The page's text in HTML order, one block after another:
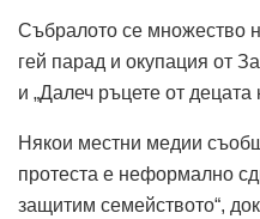
Събралото се множество
гей парад и окупация от
и „Далеч ръцете от децата
Някои местни медии
протеста е неформално
защитим семейството“,